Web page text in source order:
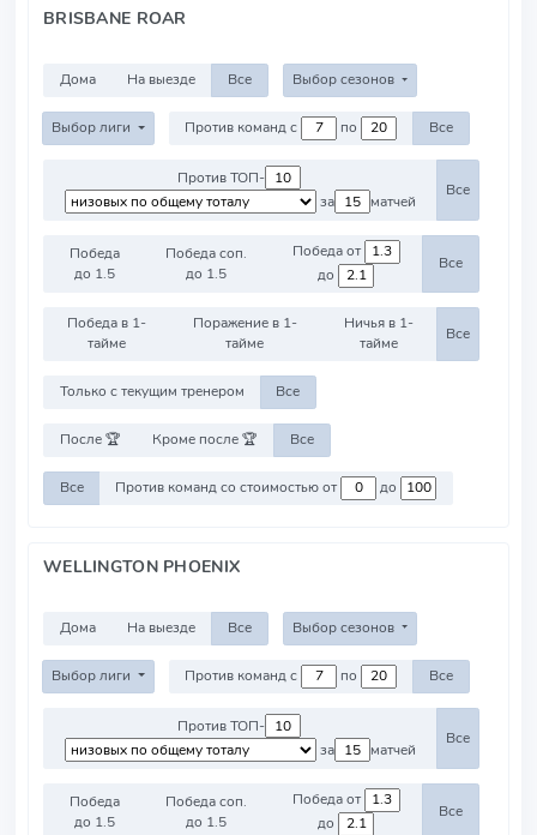
BRISBANE ROAR
Дома На выезде Все Выбор сезонов
Выбор лиги Против команд с по Все
Против ТОП-
за
матчей
Все
Победа
до 1.5
Победа соп.
до 1.5
Победа от
до
Все
Победа в 1-
тайме
Поражение в 1-
тайме
Ничья в 1-
тайме
Все
Только с текущим тренером Все
После 🏆 Кроме после 🏆 Все
Все Против команд со стоимостью от до
WELLINGTON PHOENIX
Дома На выезде Все Выбор сезонов
Выбор лиги Против команд с по Все
Против ТОП-
за
матчей
Все
Победа
до 1.5
Победа соп.
до 1.5
Победа от
до
Все